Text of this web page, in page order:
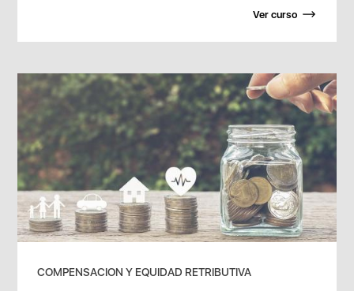
Ver curso
COMPENSACION Y EQUIDAD RETRIBUTIVA